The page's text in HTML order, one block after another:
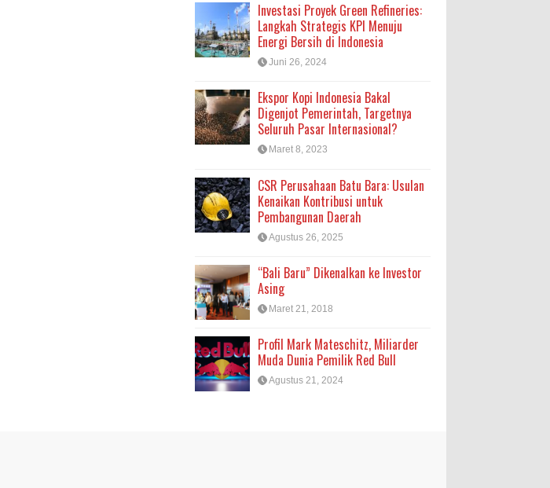
Investasi Proyek Green Refineries:
Langkah Strategis KPI Menuju
Energi Bersih di Indonesia
Juni 26, 2024
Ekspor Kopi Indonesia Bakal
Digenjot Pemerintah, Targetnya
Seluruh Pasar Internasional?
Maret 8, 2023
CSR Perusahaan Batu Bara: Usulan
Kenaikan Kontribusi untuk
Pembangunan Daerah
Agustus 26, 2025
“Bali Baru” Dikenalkan ke Investor
Asing
Maret 21, 2018
Profil Mark Mateschitz, Miliarder
Muda Dunia Pemilik Red Bull
Agustus 21, 2024